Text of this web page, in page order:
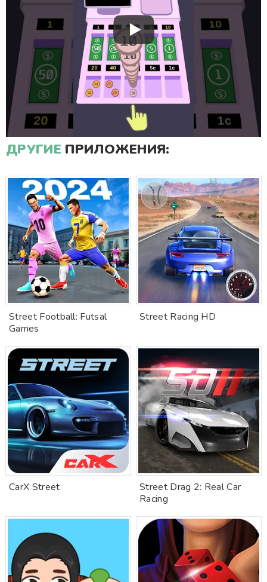
ДРУГИЕ ПРИЛОЖЕНИЯ:
Street Football: Futsal
Games
Street Racing HD
CarX Street
Street Drag 2: Real Car
Racing